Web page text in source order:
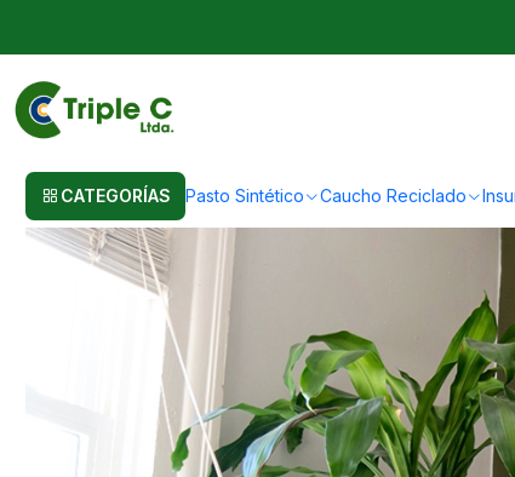
CATEGORÍAS Pasto Sintético Caucho Reciclado
Césped Sintético